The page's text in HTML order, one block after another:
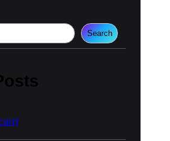
Search